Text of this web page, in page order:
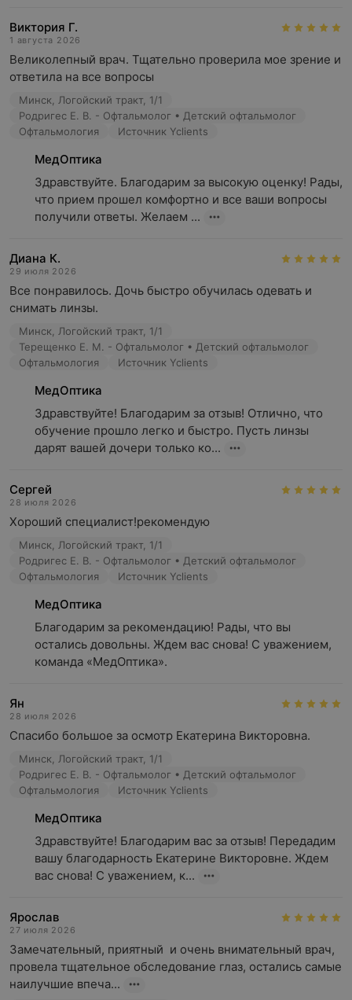
Виктория Г.
1 августа 2026
Великолепный врач. Тщательно проверила мое зрение и
ответила на все вопросы
Минск, Логойский тракт, 1/1
Родригес Е. В. - Офтальмолог • Детский офтальмолог
Офтальмология
Источник Yclients
МедОптика
Здравствуйте. Благодарим за высокую оценку! Рады,
что прием прошел комфортно и все ваши вопросы
получили ответы. Желаем ...
Диана К.
29 июля 2026
Все понравилось. Дочь быстро обучилась одевать и
снимать линзы.
Минск, Логойский тракт, 1/1
Терещенко Е. М. - Офтальмолог • Детский офтальмолог
Офтальмология
Источник Yclients
МедОптика
Здравствуйте! Благодарим за отзыв! Отлично, что
обучение прошло легко и быстро. Пусть линзы
дарят вашей дочери только ко...
Сергей
28 июля 2026
Хороший специалист!рекомендую
Минск, Логойский тракт, 1/1
Родригес Е. В. - Офтальмолог • Детский офтальмолог
Офтальмология
Источник Yclients
МедОптика
Благодарим за рекомендацию! Рады, что вы
остались довольны. Ждем вас снова! С уважением,
команда «МедОптика».
Ян
28 июля 2026
Спасибо большое за осмотр Екатерина Викторовна.
Минск, Логойский тракт, 1/1
Родригес Е. В. - Офтальмолог • Детский офтальмолог
Офтальмология
Источник Yclients
МедОптика
Здравствуйте! Благодарим вас за отзыв! Передадим
вашу благодарность Екатерине Викторовне. Ждем
вас снова! С уважением, к...
Ярослав
27 июля 2026
Замечательный, приятный  и очень внимательный врач,
провела тщательное обследование глаз, остались самые
наилучшие впеча...